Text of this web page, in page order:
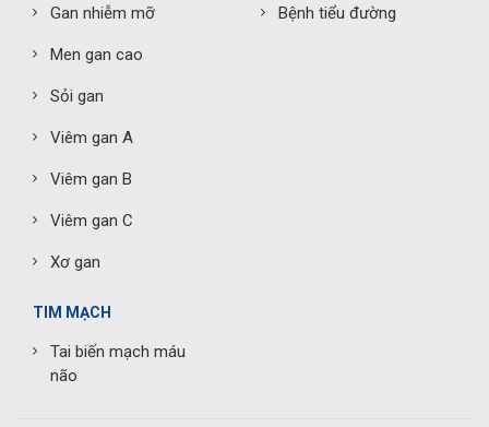
Gan nhiễm mỡ
Men gan cao
Sỏi gan
Viêm gan A
Viêm gan B
Viêm gan C
Xơ gan
Bệnh tiểu đường
TIM MẠCH
Tai biến mạch máu
não